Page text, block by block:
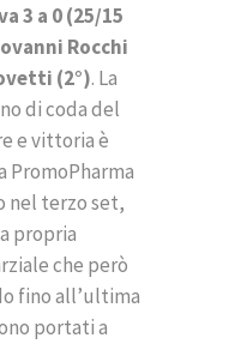
3 a 0 (25/15
Rocchi
(2°). La
di coda del
e vittoria è
PromoPharma
nel terzo set,
propria
che però
fino all’ultima
portati a